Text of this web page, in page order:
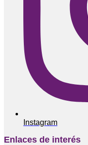
Instagram
Enlaces de interés